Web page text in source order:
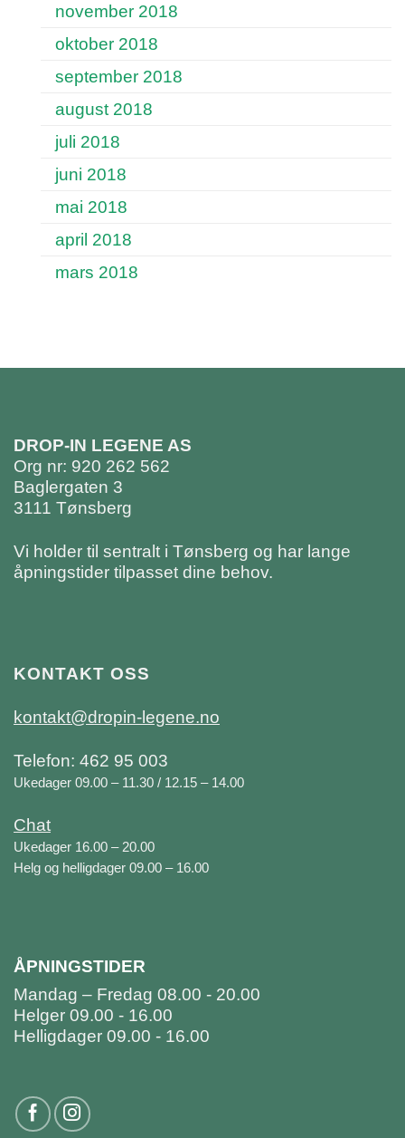
november 2018
oktober 2018
september 2018
august 2018
juli 2018
juni 2018
mai 2018
april 2018
mars 2018
DROP-IN LEGENE AS
Org nr: 920 262 562
Baglergaten 3
3111 Tønsberg
Vi holder til sentralt i Tønsberg og har lange
åpningstider tilpasset dine behov.
KONTAKT OSS
kontakt@dropin-legene.no
Telefon: 462 95 003
Ukedager 09.00 – 11.30 / 12.15 – 14.00
Chat
Ukedager 16.00 – 20.00
Helg og helligdager 09.00 – 16.00
ÅPNINGSTIDER
Mandag – Fredag 08.00 - 20.00
Helger 09.00 - 16.00
Helligdager 09.00 - 16.00